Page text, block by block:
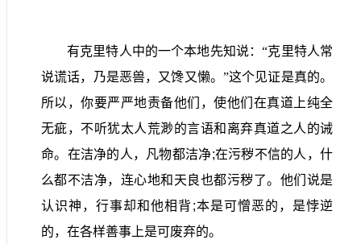
有克里特人中的一个本地先知说：“克里特人常
说谎话，乃是恶兽，又馋又懒。”这个见证是真的。
所以，你要严严地责备他们，使他们在真道上纯全
无疵，不听犹太人荒渺的言语和离弃真道之人的诫
命。在洁净的人，凡物都洁净;在污秽不信的人，什
么都不洁净，连心地和天良也都污秽了。他们说是
认识神，行事却和他相背 ;本是可憎恶的，是悖逆
的，在各样善事上是可废弃的。